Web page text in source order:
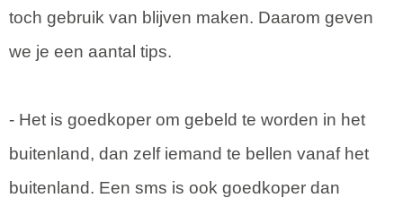
toch gebruik van blijven maken. Daarom geven
we je een aantal tips.
- Het is goedkoper om gebeld te worden in het
buitenland, dan zelf iemand te bellen vanaf het
buitenland. Een sms is ook goedkoper dan